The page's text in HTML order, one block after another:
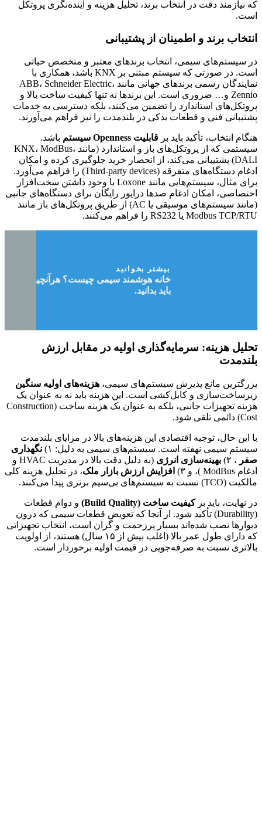
که نیازمند دقت در انتخاب برند، تحلیل هزینه و آینده‌نگری پروتکل
است.
انتخاب برند و اطمینان از پشتیبانی
در سیستم‌های سیمی، انتخاب برندهای معتبر و متخصص حیاتی
است. در صورتی که سیستم مبتنی بر KNX باشد، همکاری با
نمایندگان رسمی برندهای جهانی مانند ABB، Schneider Electric،
Zennio و… ضروری است. این برندها نه تنها کیفیت ساخت بالا و
پروتکل‌های استاندارد را تضمین می‌کنند، بلکه دسترسی به خدمات
پشتیبانی فنی و قطعات یدکی در بلندمدت را نیز فراهم می‌آورند.
هنگام انتخاب، تأکید باید بر قابلیت Openness سیستم
باشد.
سیستمی که از پروتکل‌های باز و استاندارد (مانند KNX، ModBus،
DALI) پشتیبانی می‌کند، از انحصار خرید جلوگیری کرده و امکان
ادغام دستگاه‌های متفرقه (Third-party devices) را فراهم می‌آورد.
برای مثال، سیستم‌هایی مانند Loxone با وجود داشتن سخت‌افزار
اختصاصی، امکان ادغام صدها درایور رایگان برای دستگاه‌های جانبی
(مانند سیستم‌های موسیقی یا AC) از طریق پروتکل‌های باز مانند
Modbus TCP/RTU یا RS232 را فراهم می‌کنند.
بیشتر بخوانید
خانه هوشمند سیمی چیست؟ هرآنچیزی که
باید بدانید.
تحلیل هزینه: سرمایه‌گذاری اولیه در مقابل ارزش
بلندمدت
بزرگترین مانع پذیرش سیستم‌های سیمی، هزینه‌های اولیه سنگین
زیرساخت‌سازی و کابل‌کشی است. این هزینه باید نه به عنوان یک
هزینه تجهیزات جانبی، بلکه به عنوان یک هزینه ساخت (Construction
Cost) دائمی تلقی شود.
با این حال، توجیه اقتصادی این هزینه‌های بالا در مزایای بلندمدت
سیستم سیمی نهفته است. سیستم‌های سیمی به دلیل: ۱)
نگهداری
صفر ، ۲) بهینه‌سازی انرژی
(به دلیل دقت بالا در مدیریت HVAC و
ادغام ModBus )، و ۳)
افزایش ارزش بازار ملک، در تحلیل هزینه کلی
مالکیت (TCO) نسبت به سیستم‌های بی‌سیم برتری پیدا می‌کنند.
در نهایت، باید برکیفیت ساخت (Build Quality)
و دوام قطعات
(Durability) تأکید شود. از آنجا که تعویض قطعات سیمی که درون
دیوارها نصب شده‌اند بسیار پرزحمت و گران است، انتخاب تجهیزاتی
که دارای طول عمر بالا (اغلب بیش از ۱۵ سال) هستند، از اولویت
بالاتری نسبت به صرفه‌جویی در قیمت اولیه برخوردار است.